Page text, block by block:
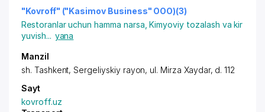
"Kovroff" ("Kasimov Business" ООО)(3)
Restoranlar uchun hamma narsa ,Kimyoviy tozalash va kir
yuvish... yana
Manzil
sh. Tashkent,Sergeliyskiy rayon, ul. Mirza Xaydar, d. 112
Sayt
kovroff.uz